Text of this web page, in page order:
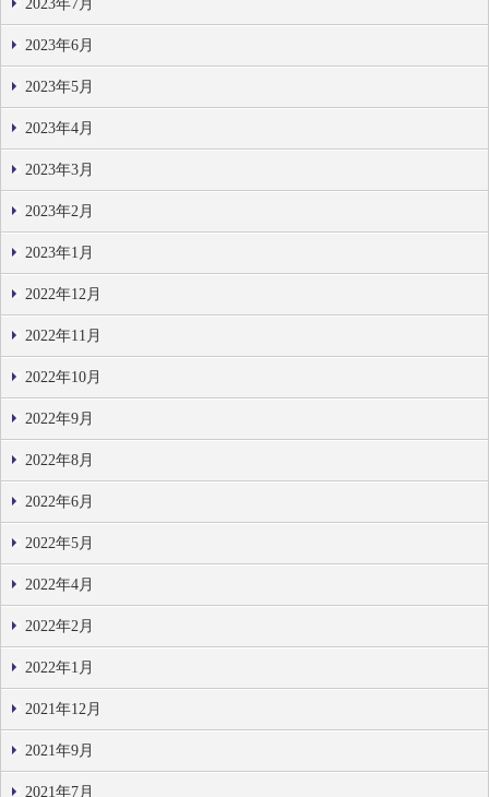
2023年7月
2023年6月
2023年5月
2023年4月
2023年3月
2023年2月
2023年1月
2022年12月
2022年11月
2022年10月
2022年9月
2022年8月
2022年6月
2022年5月
2022年4月
2022年2月
2022年1月
2021年12月
2021年9月
2021年7月